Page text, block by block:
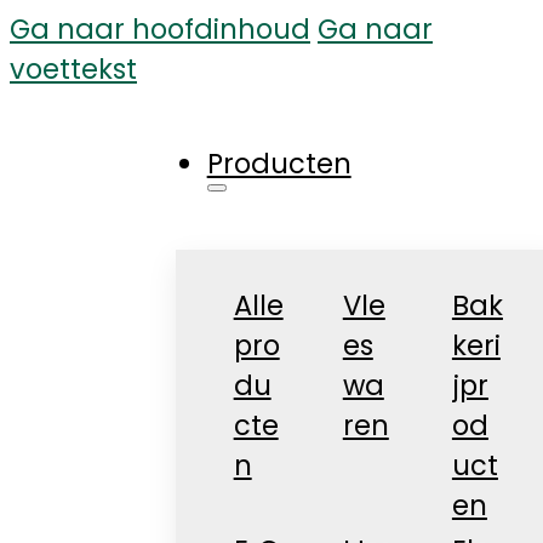
Ga naar hoofdinhoud Ga naar
voettekst
Producten
Alle
pro
du
cte
n
Vle
es
wa
ren
Bak
keri
jpr
od
uct
en